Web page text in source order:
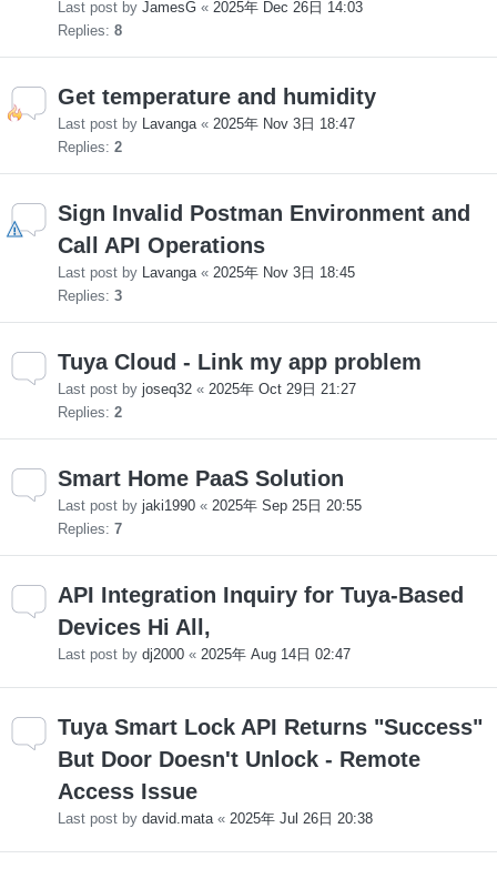
Last post by JamesG « 2025年 Dec 26日 14:03
Replies: 8
Get temperature and humidity
Last post by Lavanga « 2025年 Nov 3日 18:47
Replies: 2
Sign Invalid Postman Environment and
Call API Operations
Last post by Lavanga « 2025年 Nov 3日 18:45
Replies: 3
Tuya Cloud - Link my app problem
Last post by joseq32 « 2025年 Oct 29日 21:27
Replies: 2
Smart Home PaaS Solution
Last post by jaki1990 « 2025年 Sep 25日 20:55
Replies: 7
API Integration Inquiry for Tuya-Based
Devices Hi All,
Last post by dj2000 « 2025年 Aug 14日 02:47
Tuya Smart Lock API Returns "Success"
But Door Doesn't Unlock - Remote
Access Issue
Last post by david.mata « 2025年 Jul 26日 20:38